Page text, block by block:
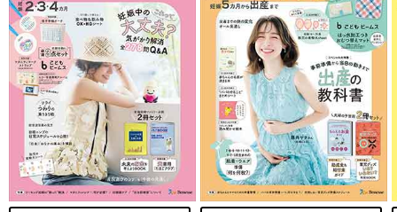
2015年3月産まれの娘と夫の3人家族。
子育ての記録をブログやインスタグラムで公開中
ブログ：ひよこエッグつうしん
インスタグラム： @hiyokoegg11
前の話
便秘には「グリグリ
VS浣腸」どっち？
【子育てなめてまし
た日記#16】
次の話
役所にGO！保活に小
細工は必要？【子育て
なめてました日記
#18】